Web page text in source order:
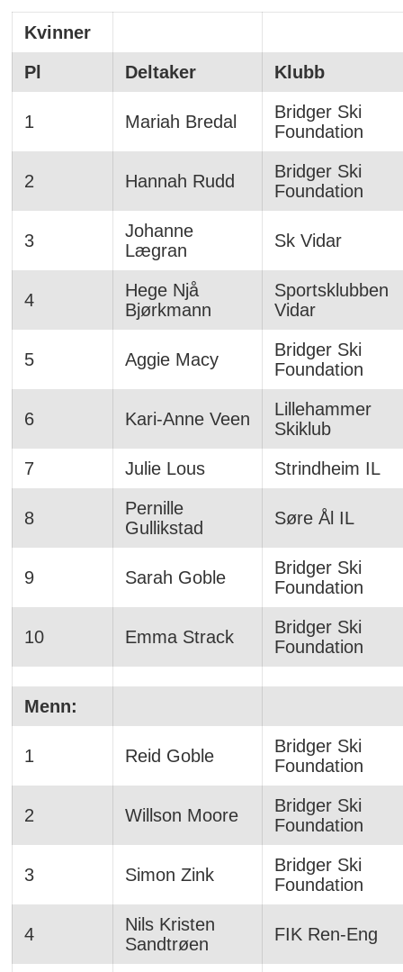
Kvinner
Pl
Deltaker Klubb
1 Mariah Bredal
Bridger Ski
Foundation
2 Hannah Rudd
Bridger Ski
Foundation
3
Johanne
Lægran
Sk Vidar
4
Hege Njå
Bjørkmann
Sportsklubben
Vidar
5 Aggie Macy
Bridger Ski
Foundation
6 Kari-Anne Veen
Lillehammer
Skiklub
7
Julie Lous Strindheim IL
8
Pernille
Gullikstad
Søre Ål IL
9 Sarah Goble
Bridger Ski
Foundation
10 Emma Strack
Bridger Ski
Foundation
Menn:
1 Reid Goble
Bridger Ski
Foundation
2 Willson Moore
Bridger Ski
Foundation
3 Simon Zink
Bridger Ski
Foundation
4
Nils Kristen
Sandtrøen
FIK Ren-Eng